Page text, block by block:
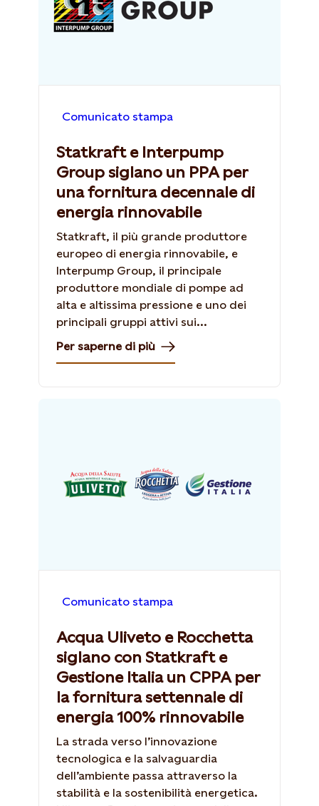
Comunicato stampa
Statkraft e Interpump
Group siglano un PPA per
una fornitura decennale di
energia rinnovabile
Statkraft, il più grande produttore
europeo di energia rinnovabile, e
Interpump Group, il principale
produttore mondiale di pompe ad
alta e altissima pressione e uno dei
principali gruppi attivi sui...
Per saperne di più
Comunicato stampa
Acqua Uliveto e Rocchetta
siglano con Statkraft e
Gestione Italia un CPPA per
la fornitura settennale di
energia 100% rinnovabile
La strada verso l’innovazione
tecnologica e la salvaguardia
dell’ambiente passa attraverso la
stabilità e la sostenibilità energetica.